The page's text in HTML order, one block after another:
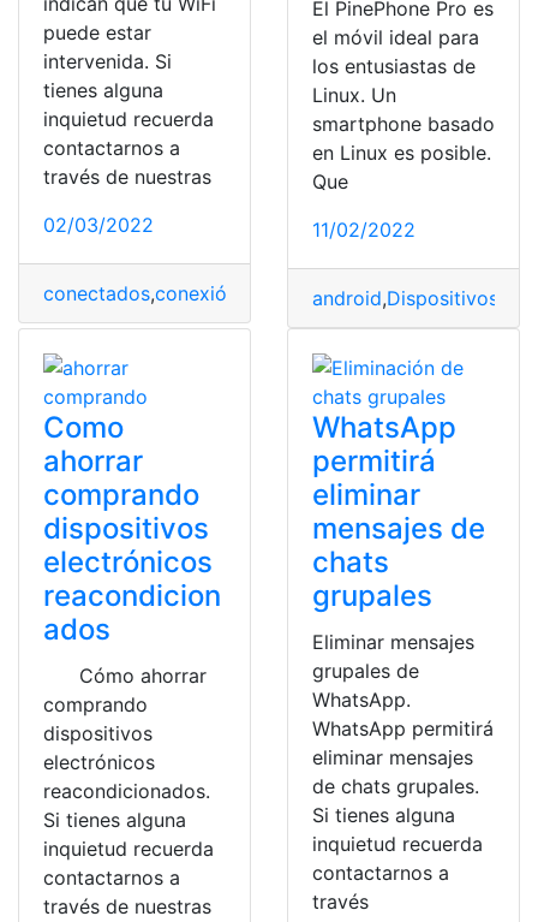
puede estar
intervenida. Si
tienes alguna
inquietud recuerda
contactarnos a
través de nuestras
02/03/2022
conectados,conexión Dispositivos,Internet,intervenida
El PinePhone Pro es
el móvil ideal para
los entusiastas de
Linux. Un
smartphone basado
en Linux es posible.
Que
11/02/2022
android,Dispositivos
Como
ahorrar
comprando
dispositivos
electrónicos
reacondicion
ados
Cómo ahorrar
comprando
dispositivos
electrónicos
reacondicionados.
Si tienes alguna
inquietud recuerda
contactarnos a
través de nuestras
WhatsApp
permitirá
eliminar
mensajes de
chats
grupales
Eliminar mensajes
grupales de
WhatsApp.
WhatsApp permitirá
eliminar mensajes
de chats grupales.
Si tienes alguna
inquietud recuerda
contactarnos a
través